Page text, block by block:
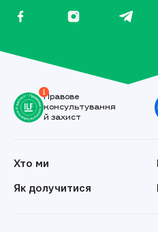
Хто ми
Як долучитися
Правове
консультування
й захист